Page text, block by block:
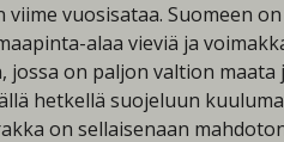
vuosisataa. Suomeen
alaa vieviä ja
on paljon valtion
hetkellä suojeluun
on sellaisenaan